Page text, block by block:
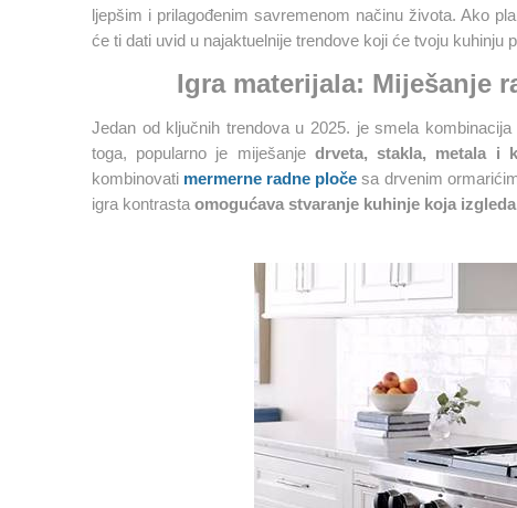
ljepšim i prilagođenim savremenom načinu života. Ako
će ti dati uvid u najaktuelnije trendove koji će tvoju kuhinju
Igra materijala: Miješanje
Jedan od ključnih trendova u 2025. je smela
toga, popularno je miješanje drveta, stakla, metala i
kombinovati mermerne radne ploče sa drvenim
igra kontrasta omogućava stvaranje kuhinje koja